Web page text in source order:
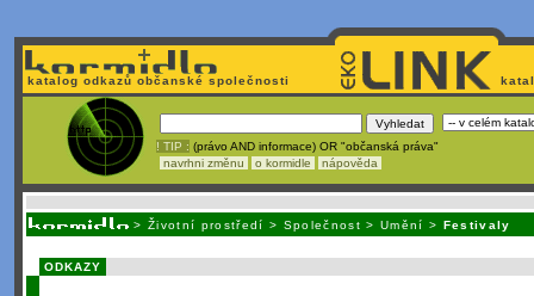
katalog odkazů občanské společnosti
! TIP : (právo AND informace) OR "občanská práva"
navrhni změnu
o kormidle nápověda
> Životní prostředí > Společnost >Umění > Festivaly
ODKAZY